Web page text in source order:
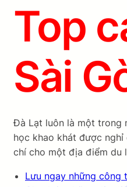
Top
Sài
Đà Lạt luôn là một trong
học khao khát được
chí cho một địa điểm du
Lưu ngay những